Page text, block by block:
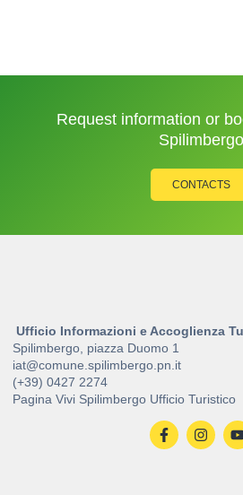
Request information or
Spilimbergo
CONTACTS
Ufficio Informazioni e Accoglienza
Spilimbergo, piazza Duomo 1
iat@comune.spilimbergo.pn.it
(+39) 0427 2274
Pagina Vivi Spilimbergo Ufficio Turistico